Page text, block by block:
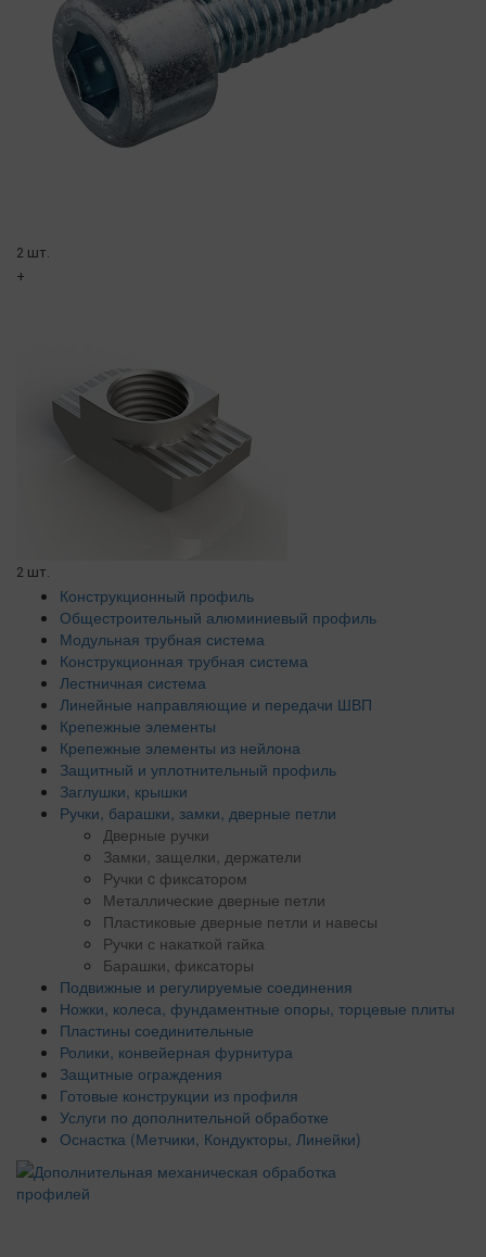
2 шт.
+
2 шт.
Конструкционный профиль
Общестроительный алюминиевый профиль
Модульная трубная система
Конструкционная трубная система
Лестничная система
Линейные направляющие и передачи ШВП
Крепежные элементы
Крепежные элементы из нейлона
Защитный и уплотнительный профиль
Заглушки, крышки
Ручки, барашки, замки, дверные петли
Дверные ручки
Замки, защелки, держатели
Ручки c фиксатором
Металлические дверные петли
Пластиковые дверные петли и навесы
Ручки с накаткой гайка
Барашки, фиксаторы
Подвижные и регулируемые соединения
Ножки, колеса, фундаментные опоры, торцевые плиты
Пластины соединительные
Ролики, конвейерная фурнитура
Защитные ограждения
Готовые конструкции из профиля
Услуги по дополнительной обработке
Оснастка (Метчики, Кондукторы, Линейки)